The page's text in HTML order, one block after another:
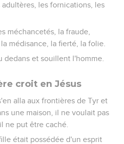
les fornications, les
méchancetés, la fraude,
médisance, la fierté, la folie.
dedans et souillent l'homme.
croit en Jésus
alla aux frontières de Tyr et
une maison, il ne voulait pas
ne put être caché.
était possédée d'un esprit